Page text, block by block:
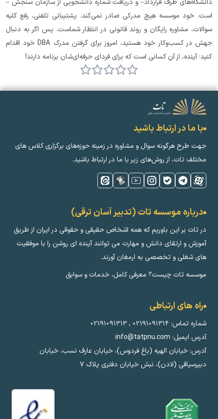
کنید؛ آینده، از آنِ کسانی است که برای فردای حرفه‌ای‌شان برنامه دارند!
با ما در ارتباط باشید
جهت طرح هرگونه سوال و مشاوره در زمینه‌ حوزه‌های برگزاری کلاس ‌های
مختلف تات، از روش‌های زیر با ما در ارتباط باشید.
درباره موسسه تات (تدبیر آسان ترقی)
در تات بر این باوریم که همه اشخاص حقیقی و حقوقی در ایران از طریق
آموزش و ارتقای دانش و مهارت می توانند آینده ای روشن را با موفقیت
های شغلی و تخصصی به ارمغان آورند.
موسسه تات چیست؟ معرفی کامل، خدمات و سوابق
راه های ارتباطی
شماره تماس: ۰۲۱۹۱۰۹۱۳۱۴ ,۰۲۱۹۱۰۹۱۳۱۳
آدرس ایمیل: info@tatpnu.com
آدرس: خیابان الهيه (باغ فردوس)، خیابان عارف نسب، خیابان
دبیرسیاقی (لادن)، نبش خیابان دفتری پلاک ٧